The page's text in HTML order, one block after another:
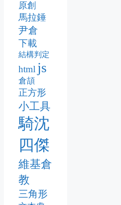
原創
馬拉錘
尹倉
下載
結構判定
html js
倉頡
正方形
小工具
騎沈
四傑
維基倉
教
三角形